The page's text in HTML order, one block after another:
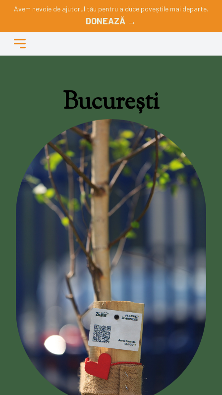
Avem nevoie de ajutorul tău pentru a duce poveștile mai departe.
DONEAZĂ →
București